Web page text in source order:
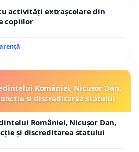
activități extrașcolare din
copiilor
României, Nicușor Dan,
și discreditarea statului
României, Nicușor Dan,
și discreditarea statului